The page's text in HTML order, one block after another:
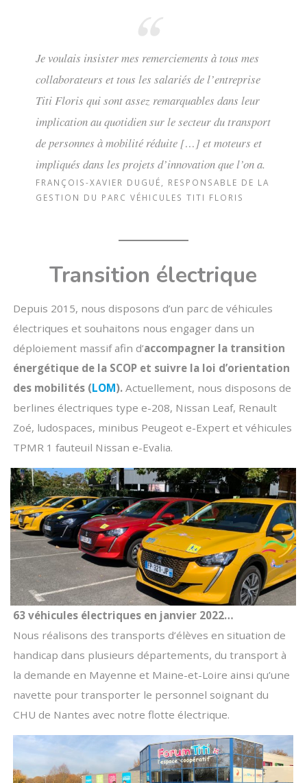
Je voulais insister mes remerciements à tous mes
collaborateurs et tous les salariés de l’entreprise
Titi Floris qui sont assez remarquables dans leur
implication au quotidien sur le secteur du transport
de personnes à mobilité réduite […] et moteurs et
impliqués dans les projets d’innovation que l’on a.
FRANÇOIS-XAVIER DUGUÉ, RESPONSABLE DE LA
GESTION DU PARC VÉHICULES TITI FLORIS
Transition électrique
Depuis 2015, nous disposons d’un parc de véhicules
électriques et souhaitons nous engager dans un
déploiement massif afin d’accompagner la transition
énergétique de la SCOP et suivre la loi d’orientation
des mobilités (LOM).Actuellement, nous disposons de
berlines électriques type e-208, Nissan Leaf, Renault
Zoé, ludospaces, minibus Peugeot e-Expert et véhicules
TPMR 1 fauteuil Nissan e-Evalia.
63 véhicules électriques en janvier 2022…
Nous réalisons des transports d’élèves en situation de
handicap dans plusieurs départements, du transport à
la demande en Mayenne et Maine-et-Loire ainsi qu’une
navette pour transporter le personnel soignant du
CHU de Nantes avec notre flotte électrique.